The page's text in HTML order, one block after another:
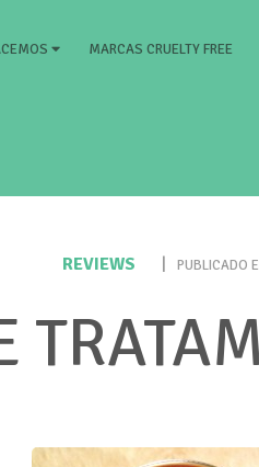
MARCAS CRUELTY FREE
REVIEWS PUBLICADO